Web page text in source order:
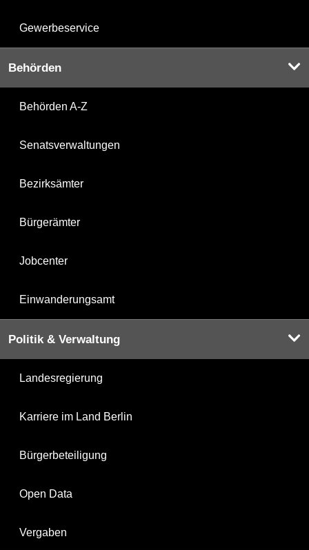
Gewerbeservice
Behörden
Behörden A-Z
Senatsverwaltungen
Bezirksämter
Bürgerämter
Jobcenter
Einwanderungsamt
Politik & Verwaltung
Landesregierung
Karriere im Land Berlin
Bürgerbeteiligung
Open Data
Vergaben